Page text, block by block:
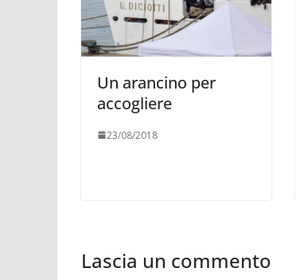
Un arancino per
accogliere
23/08/2018
Lascia un commento